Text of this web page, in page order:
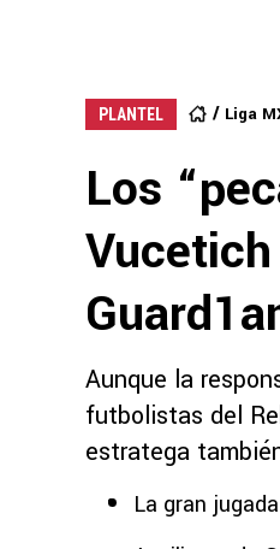
PLANTEL Liga
Los
Aunque la
futbolistas del
estratega
La gran